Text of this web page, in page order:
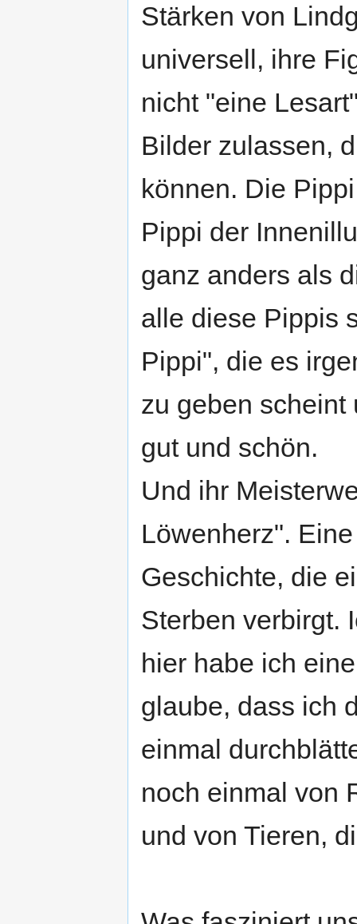
Stärken von
universell, ihre
nicht "eine
Bilder zulassen,
können. Die
Pippi der
ganz anders als
alle diese Pippis
Pippi", die es
zu geben
gut und schön.
Und ihr
Löwenherz".
Geschichte, die
Sterben verbirgt.
hier habe ich
glaube, dass ich
einmal
noch einmal von
und von Tieren,